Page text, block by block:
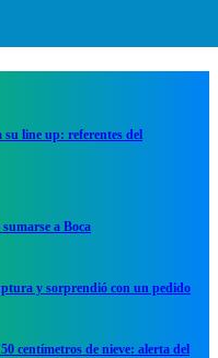
line up: referentes del
a Boca
y sorprendió con un pedido
centímetros de nieve: alerta del